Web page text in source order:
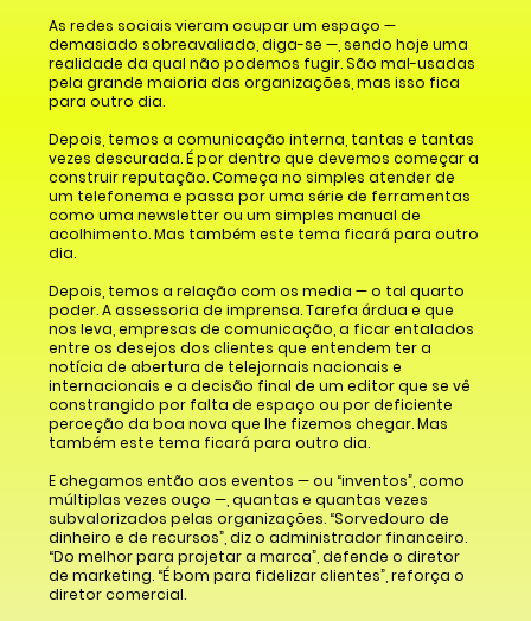
As redes sociais vieram ocupar um espaço —
demasiado sobreavaliado, diga-se —, sendo hoje uma
realidade da qual não podemos fugir. São mal-usadas
pela grande maioria das organizações, mas isso fica
para outro dia.
Depois, temos a comunicação interna, tantas e tantas
vezes descurada. É por dentro que devemos começar a
construir reputação. Começa no simples atender de
um telefonema e passa por uma série de ferramentas
como uma newsletter ou um simples manual de
acolhimento. Mas também este tema ficará para outro
dia.
Depois, temos a relação com os media — o tal quarto
poder. A assessoria de imprensa. Tarefa árdua e que
nos leva, empresas de comunicação, a ficar entalados
entre os desejos dos clientes que entendem ter a
notícia de abertura de telejornais nacionais e
internacionais e a decisão final de um editor que se vê
constrangido por falta de espaço ou por deficiente
perceção da boa nova que lhe fizemos chegar. Mas
também este tema ficará para outro dia.
E chegamos então aos eventos — ou “inventos”, como
múltiplas vezes ouço —, quantas e quantas vezes
subvalorizados pelas organizações. “Sorvedouro de
dinheiro e de recursos”, diz o administrador financeiro.
“Do melhor para projetar a marca”, defende o diretor
de marketing. “É bom para fidelizar clientes”, reforça o
diretor comercial.